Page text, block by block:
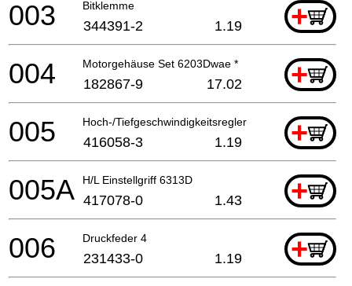
Bitklemme +
003 344391-2 1.19
Motorgehäuse Set 6203Dwae * +
004 182867-9 17.02
Hoch-/Tiefgeschwindigkeitsregler +
005 416058-3 1.19
H/L Einstellgriff 6313D +
005A 417078-0 1.43
Druckfeder 4 +
006 231433-0 1.19